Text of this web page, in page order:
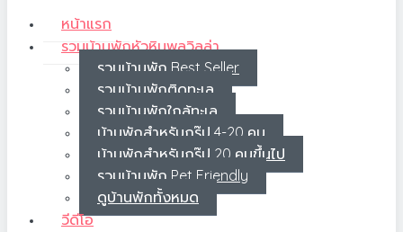
หน้าแรก
รวมบ้านพักหัวหินพูลวิลล่า
รวมบ้านพัก Best Seller
รวมบ้านพักติดทะเล
รวมบ้านพักใกล้ทะเล
บ้านพักสำหรับกรุ๊ป 4-20 คน
บ้านพักสำหรับกรุ๊ป 20 คนขึ้นไป
รวมบ้านพัก Pet Friendly
ดูบ้านพักทั้งหมด
วีดีโอ